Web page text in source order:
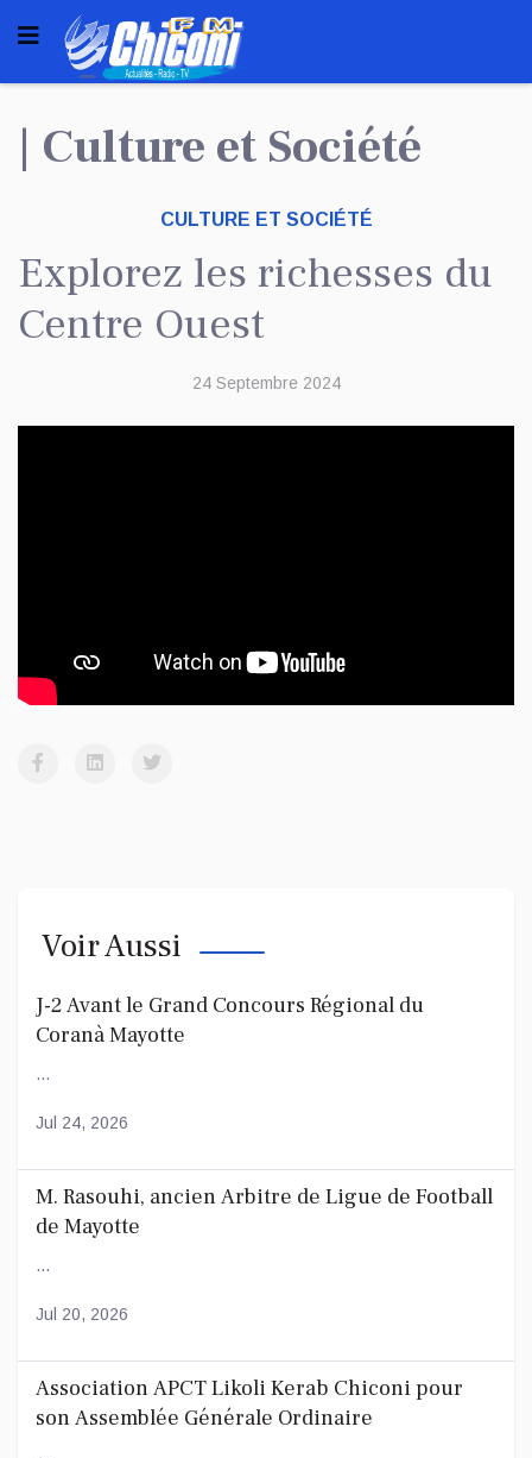
| Culture et Société
CULTURE ET SOCIÉTÉ
Explorez les richesses du
Centre Ouest
24 Septembre 2024
Voir Aussi
J-2 Avant le Grand Concours Régional du
Coranà Mayotte
...
Jul 24, 2026
M. Rasouhi, ancien Arbitre de Ligue de Football
de Mayotte
...
Jul 20, 2026
Association APCT Likoli Kerab Chiconi pour
son Assemblée Générale Ordinaire